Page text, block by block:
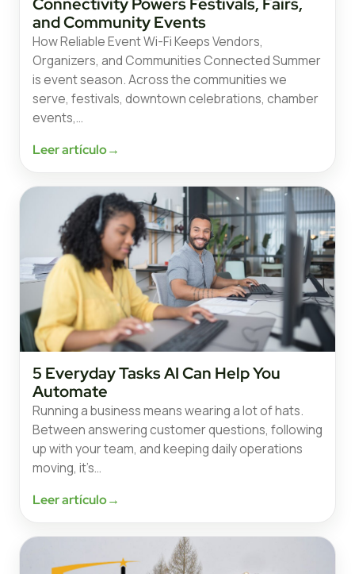
Connectivity Powers Festivals, Fairs,
and Community Events
How Reliable Event Wi-Fi Keeps Vendors,
Organizers, and Communities Connected Summer
is event season. Across the communities we
serve, festivals, downtown celebrations, chamber
events,…
Leer artículo→
5 Everyday Tasks AI Can Help You
Automate
Running a business means wearing a lot of hats.
Between answering customer questions, following
up with your team, and keeping daily operations
moving, it’s…
Leer artículo→